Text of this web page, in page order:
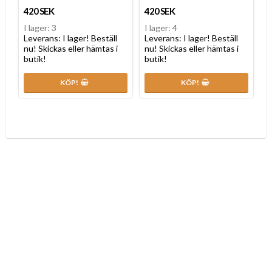
420 SEK
I lager: 3
Leverans: I lager! Beställ
nu! Skickas eller hämtas i
butik!
KÖP!
420 SEK
I lager: 4
Leverans: I lager! Beställ
nu! Skickas eller hämtas i
butik!
KÖP!